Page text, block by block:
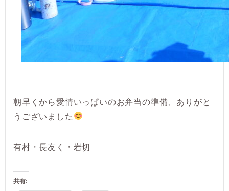
朝早くから愛情いっぱいのお弁当の準備、ありがと
うございました
有村・長友く・岩切
共有: